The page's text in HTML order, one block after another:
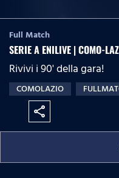
Full Match
SERIE A ENILIVE | COMO-
Rivivi i 90' della gara!
COMOLAZIO
share